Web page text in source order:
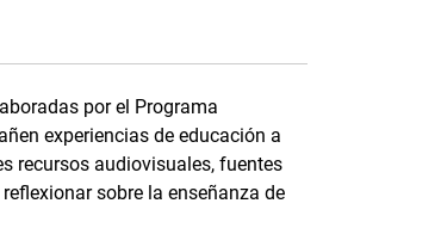
por el Programa
experiencias de educación a
recursos audiovisuales, fuentes
sobre la enseñanza de